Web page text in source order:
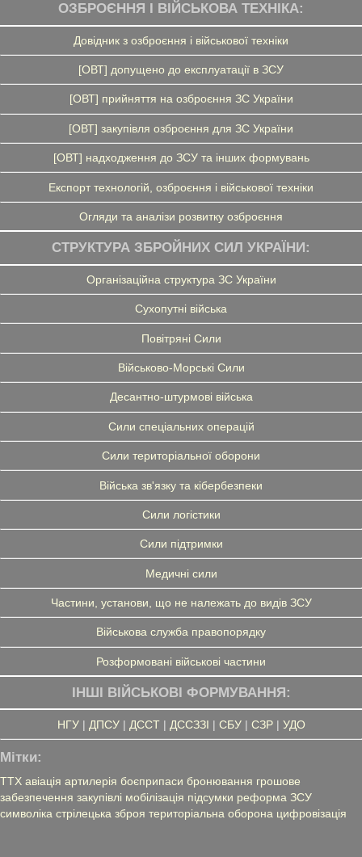
ОЗБРОЄННЯ І ВІЙСЬКОВА ТЕХНІКА:
Довідник з озброєння і військової техніки
[ОВТ] допущено до експлуатації в ЗСУ
[ОВТ] прийняття на озброєння ЗС України
[ОВТ] закупівля озброєння для ЗС України
[ОВТ] надходження до ЗСУ та інших формувань
Експорт технологій, озброєння і військової техніки
Огляди та аналізи розвитку озброєння
СТРУКТУРА ЗБРОЙНИХ СИЛ УКРАЇНИ:
Організаційна структура ЗС України
Сухопутні війська
Повітряні Сили
Військово-Морські Сили
Десантно-штурмові війська
Сили спеціальних операцій
Сили територіальної оборони
Війська зв'язку та кібербезпеки
Сили логістики
Сили підтримки
Медичні сили
Частини, установи, що не належать до видів ЗСУ
Військова служба правопорядку
Розформовані військові частини
ІНШІ ВІЙСЬКОВІ ФОРМУВАННЯ:
НГУ| ДПСУ| ДССТ| ДССЗЗІ | СБУ| СЗР| УДО
Мітки:
ТТХ авіація артилерія боєприпаси бронювання грошове
забезпечення закупівлі мобілізація підсумки реформа ЗСУ
символіка стрілецька зброя територіальна оборона цифровізація